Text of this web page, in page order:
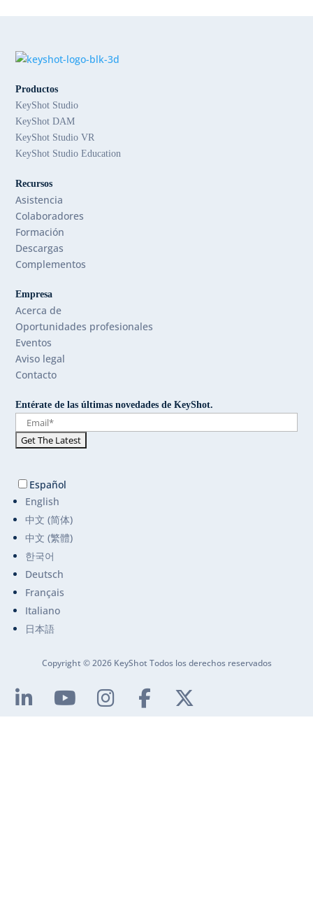
Productos
KeyShot Studio
KeyShot DAM
KeyShot Studio VR
KeyShot Studio Education
Recursos
Asistencia
Colaboradores
Formación
Descargas
Complementos
Empresa
Acerca de
Oportunidades profesionales
Eventos
Aviso legal
Contacto
Entérate de las últimas novedades de KeyShot.
Español
English
中文 (简体)
中文 (繁體)
한국어
Deutsch
Français
Italiano
日本語
Copyright © 2026 KeyShot Todos los derechos reservados